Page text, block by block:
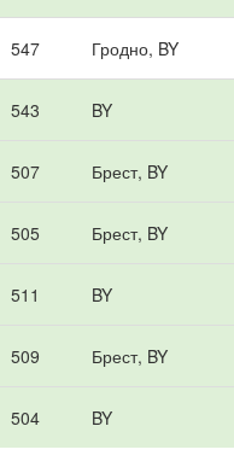
547 Гродно, BY
543 BY
507 Брест, BY
505 Брест, BY
511 BY
509 Брест, BY
504 BY